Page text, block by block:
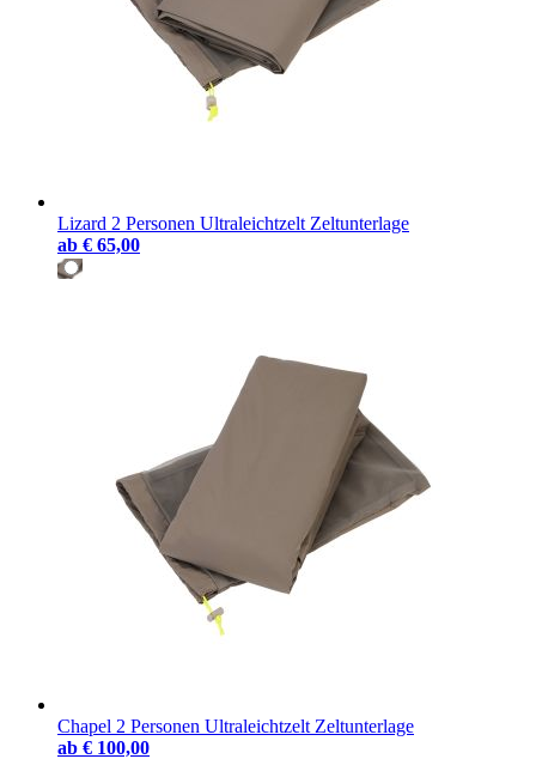
Lizard 2 Personen Ultraleichtzelt Zeltunterlage
ab € 65,00
Chapel 2 Personen Ultraleichtzelt Zeltunterlage
ab € 100,00